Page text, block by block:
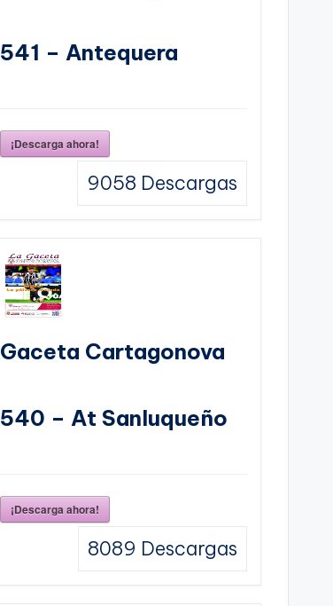
541 – Antequera
¡Descarga ahora!
9058 Descargas
Gaceta Cartagonova
540 – At Sanluqueño
¡Descarga ahora!
8089 Descargas